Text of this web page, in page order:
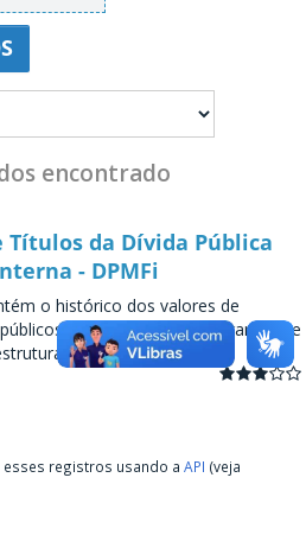
encontrado
Títulos da Dívida Pública
- DPMFi
o histórico dos valores de
decorrentes de programas de
a partir de...
registros usando a API (veja